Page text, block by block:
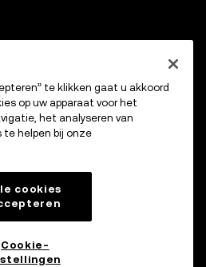
te klikken gaat u akkoord
op uw apparaat voor het
het analyseren van
te helpen bij onze
cookies
Cookie-